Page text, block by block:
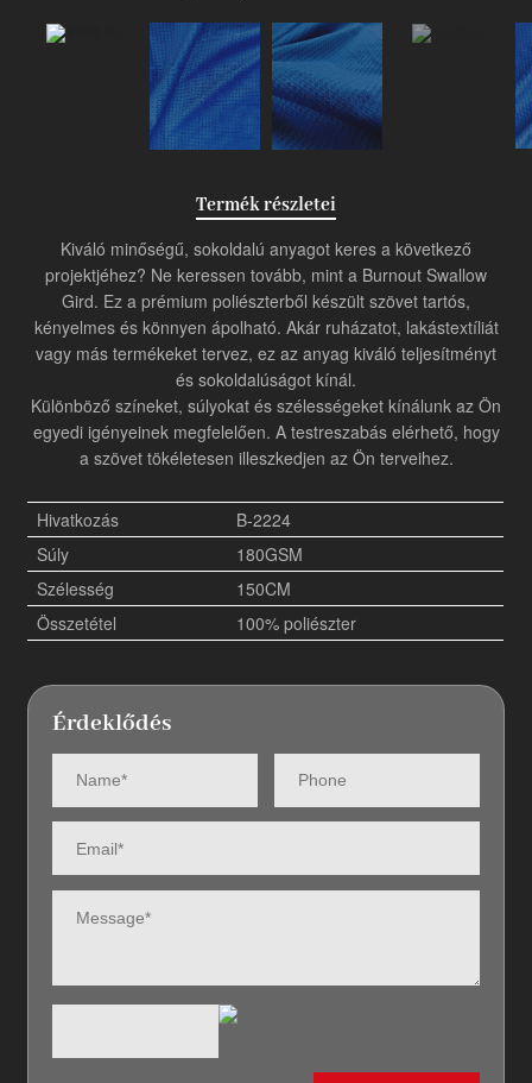
Termék részletei
Kiváló minőségű, sokoldalú anyagot keres a következő
projektjéhez? Ne keressen tovább, mint a Burnout Swallow
Gird. Ez a prémium poliészterből készült szövet tartós,
kényelmes és könnyen ápolható. Akár ruházatot, lakástextíliát
vagy más termékeket tervez, ez az anyag kiváló teljesítményt
és sokoldalúságot kínál.
Különböző színeket, súlyokat és szélességeket kínálunk az Ön
egyedi igényeinek megfelelően. A testreszabás elérhető, hogy
a szövet tökéletesen illeszkedjen az Ön terveihez.
Hivatkozás
B-2224
Súly
180GSM
Szélesség
150CM
Összetétel
100% poliészter
Érdeklődés